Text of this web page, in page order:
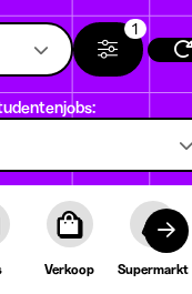
1
Verkoop Supermarkt